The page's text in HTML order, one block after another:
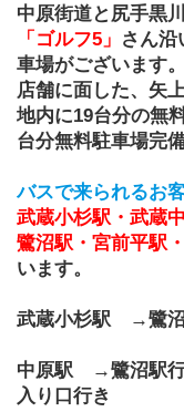
中原街道と尻手黒
「ゴルフ5」 さん沿
車場がございます。
店舗に面した、矢
地内に19台分の無
台分無料駐車場完
バスで来られるお
武蔵小杉駅・武蔵
鷺沼駅・宮前平駅
います。
武蔵小杉駅　→鷺
中原駅　→鷺沼駅
入り口行き